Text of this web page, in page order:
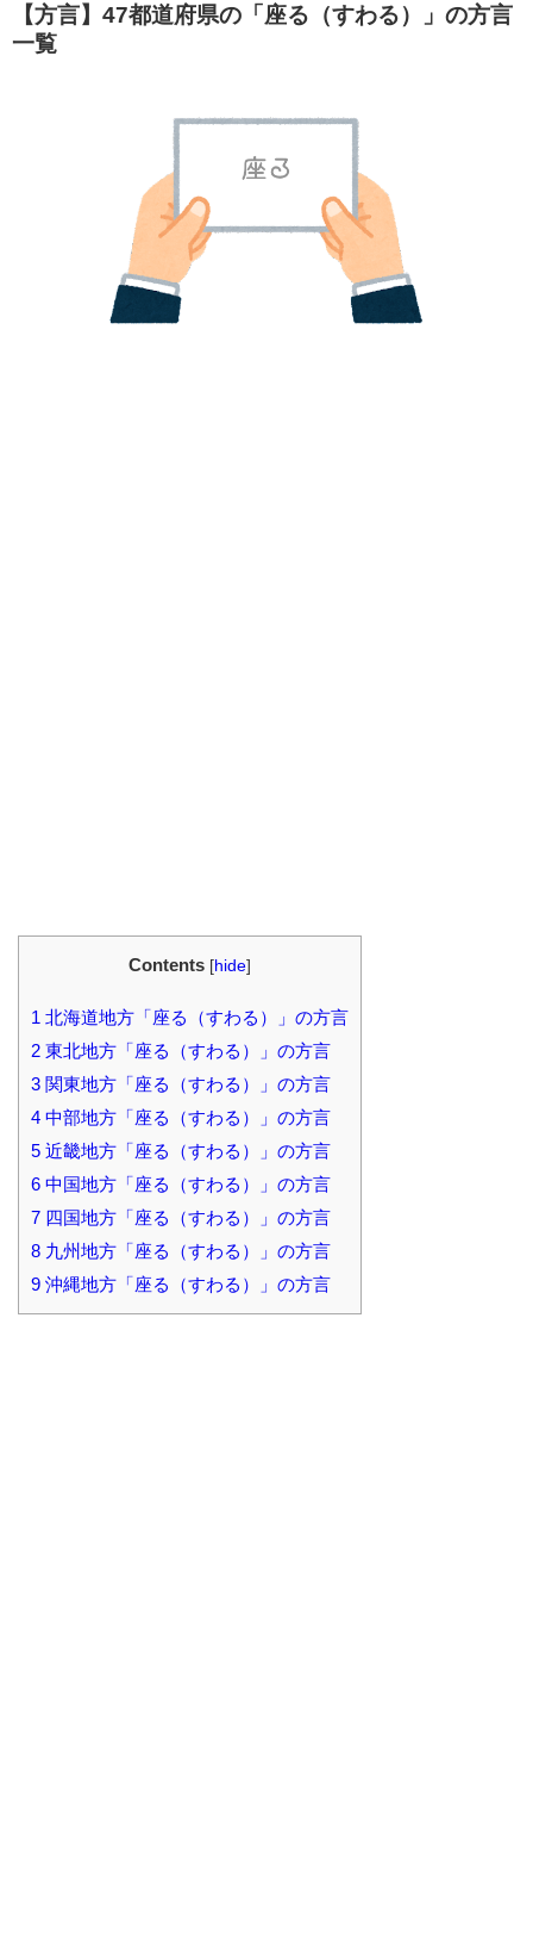
【方言】47都道府県の「座る（すわる）」の方言
一覧
Contents [hide]
1 北海道地方「座る（すわる）」の方言
2 東北地方「座る（すわる）」の方言
3 関東地方「座る（すわる）」の方言
4 中部地方「座る（すわる）」の方言
5 近畿地方「座る（すわる）」の方言
6 中国地方「座る（すわる）」の方言
7 四国地方「座る（すわる）」の方言
8 九州地方「座る（すわる）」の方言
9 沖縄地方「座る（すわる）」の方言